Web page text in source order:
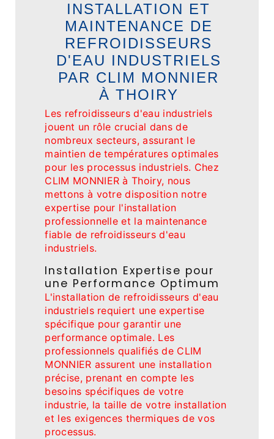
INSTALLATION ET
MAINTENANCE DE
REFROIDISSEURS
D'EAU INDUSTRIELS
PAR CLIM MONNIER
À THOIRY
Les refroidisseurs d'eau industriels
jouent un rôle crucial dans de
nombreux secteurs, assurant le
maintien de températures optimales
pour les processus industriels. Chez
CLIM MONNIER à Thoiry, nous
mettons à votre disposition notre
expertise pour l'installation
professionnelle et la maintenance
fiable de refroidisseurs d'eau
industriels.
Installation Expertise pour
une Performance Optimum
L'installation de refroidisseurs d'eau
industriels requiert une expertise
spécifique pour garantir une
performance optimale. Les
professionnels qualifiés de CLIM
MONNIER assurent une installation
précise, prenant en compte les
besoins spécifiques de votre
industrie, la taille de votre installation
et les exigences thermiques de vos
processus.